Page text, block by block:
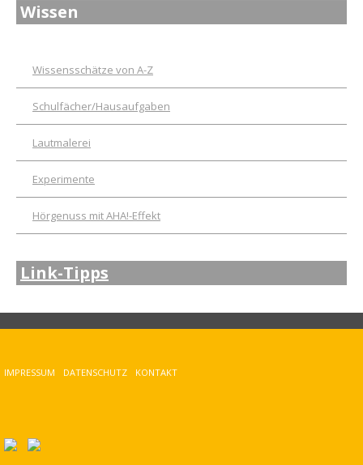
Wissen
Wissensschätze von A-Z
Schulfächer/Hausaufgaben
Lautmalerei
Experimente
Hörgenuss mit AHA!-Effekt
Link-Tipps
IMPRESSUM DATENSCHUTZ KONTAKT